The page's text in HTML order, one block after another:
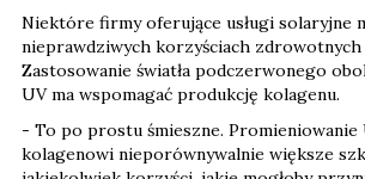
Niektóre firmy oferujące usługi solaryjne
nieprawdziwych korzyściach zdrowotnych
Zastosowanie światła podczerwonego
UV ma wspomagać produkcję kolagenu.
- To po prostu śmieszne. Promieniowanie
kolagenowi nieporównywalnie większe